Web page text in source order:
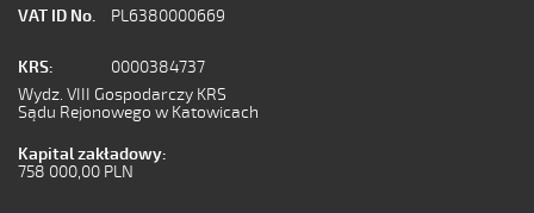
VAT ID No.
PL6380000669
KRS:
0000384737
Wydz. VIII Gospodarczy KRS
Sądu Rejonowego w Katowicach
Kapital zakładowy:
758 000,00 PLN